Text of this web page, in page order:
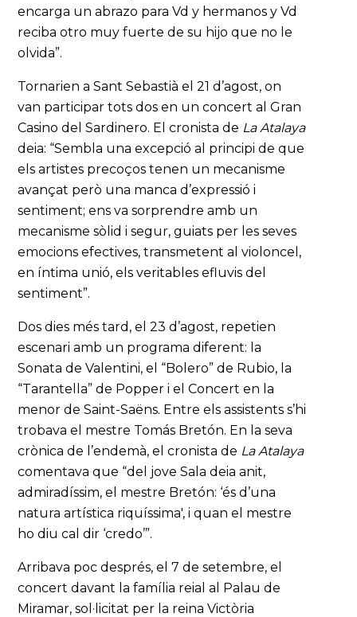
encarga un abrazo para Vd y hermanos y Vd
reciba otro muy fuerte de su hijo que no le
olvida”.
Tornarien a Sant Sebastià el 21 d’agost, on
van participar tots dos en un concert al Gran
Casino del Sardinero. El cronista de La Atalaya
deia: “Sembla una excepció al principi de que
els artistes precoços tenen un mecanisme
avançat però una manca d’expressió i
sentiment; ens va sorprendre amb un
mecanisme sòlid i segur, guiats per les seves
emocions efectives, transmetent al violoncel,
en íntima unió, els veritables efluvis del
sentiment”.
Dos dies més tard, el 23 d’agost, repetien
escenari amb un programa diferent: la
Sonata de Valentini, el “Bolero” de Rubio, la
“Tarantella” de Popper i el Concert en la
menor de Saint-Saëns. Entre els assistents s’hi
trobava el mestre Tomás Bretón. En la seva
crònica de l’endemà, el cronista de La Atalaya
comentava que “del jove Sala deia anit,
admiradíssim, el mestre Bretón: ‘és d’una
natura artística riquíssima', i quan el mestre
ho diu cal dir ‘credo’”.
Arribava poc després, el 7 de setembre, el
concert davant la família reial al Palau de
Miramar, sol·licitat per la reina Victòria